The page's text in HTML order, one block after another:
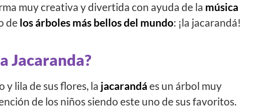
muy creativa y divertida con ayuda de la música
de los árboles más bellos del mundo: ¡la jacarandá!
Jacaranda?
y lila de sus flores, la jacarandá es un árbol muy
de los niños siendo este uno de sus favoritos.